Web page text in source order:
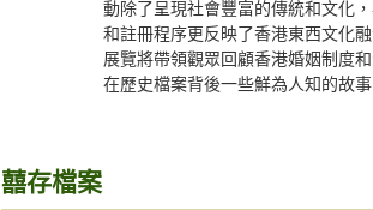
動除了呈現社會豐富的傳統和文化
和註冊程序更反映了香港東西文化
展覽將帶領觀眾回顧香港婚姻制度
在歷史檔案背後一些鮮為人知的故事
囍存檔案